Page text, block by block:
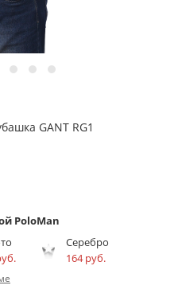
GANT RG1
PoloMan
Серебро
164 руб.